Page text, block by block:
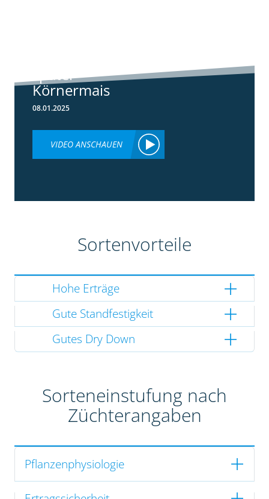
später
Körnermais
08.01.2025
VIDEO ANSCHAUEN
Sortenvorteile
Hohe Erträge
Gute Standfestigkeit
Gutes Dry Down
Sorteneinstufung nach
Züchterangaben
Pflanzenphysiologie